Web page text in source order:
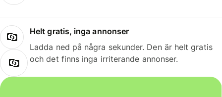
Helt gratis, inga annonser
Ladda ned på några sekunder. Den är helt gratis
och det finns inga irriterande annonser.